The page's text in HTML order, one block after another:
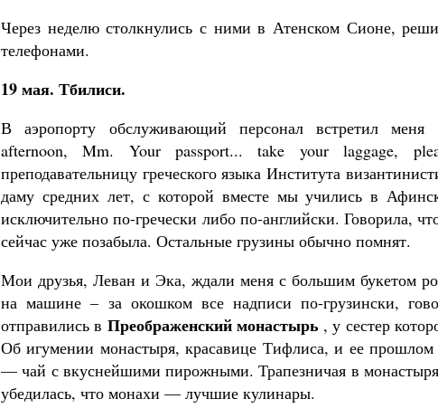
Через неделю столкнулись с ними в Атенском Сионе,
телефонами.
19 мая. Тбилиси.
В аэропорту обслуживающий персонал встретил меня
afternoon, Mm. Your passport... take your laggage,
преподавательницу греческого языка Института
даму средних лет, с которой вместе мы учились в
исключительно по-гречески либо по-английски. Говорила,
сейчас уже позабыла. Остальные грузины обычно помнят.
Мои друзья, Леван и Эка, ждали меня с большим букетом
на машине – за окошком все надписи по-грузински,
отправились в Преображенский монастырь , у сестер
Об игумении монастыря, красавице Тифлиса, и ее
— чай с вкуснейшими пирожными. Трапезничая в
убедилась, что монахи — лучшие кулинары.